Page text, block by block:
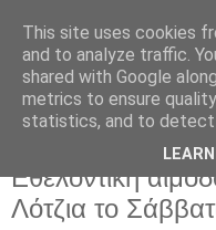
Πέμπτη 3 Απριλίου
Εθελοντική
Λότζια το
This site uses cookies
and to analyze traffic.
shared with Google
metrics to ensure
statistics, and to detect